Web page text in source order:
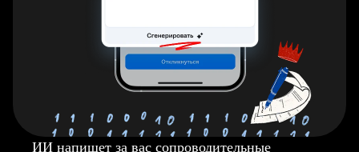
ИИ напишет за вас сопроводительные